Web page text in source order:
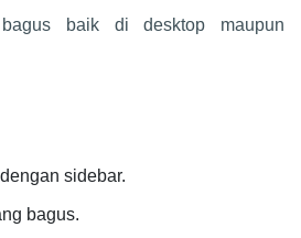
baik di desktop maupun
sidebar.
bagus.